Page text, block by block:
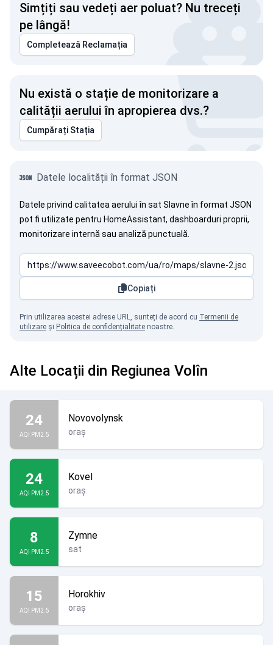
Simțiți sau vedeți aer poluat? Nu treceți
pe lângă!
Completează Reclamația
Nu există o stație de monitorizare a
calității aerului în apropierea dvs.?
Cumpărați Stația
Datele localității în format JSON
Datele privind calitatea aerului în sat Slavne în format JSON
pot fi utilizate pentru HomeAssistant, dashboarduri proprii,
monitorizare internă sau analiză punctuală.
Copiați
Prin utilizarea acestei adrese URL, sunteți de acord cu Termenii de
utilizare și Politica de confidențialitate noastre.
Alte Locații din Regiunea Volîn
24
AQI PM2.5
Novovolynsk
oraș
24
AQI PM2.5
Kovel
oraș
8
AQI PM2.5
Zymne
sat
15
AQI PM2.5
Horokhiv
oraș